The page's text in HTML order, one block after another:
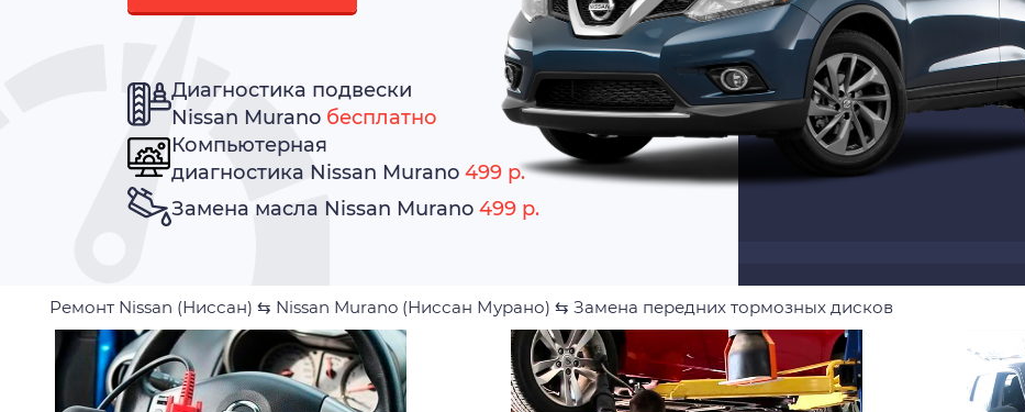
Диагностика подвески
Nissan Murano бесплатно
Компьютерная
диагностика Nissan Murano 499 р.
Замена масла Nissan Murano 499 р.
Ремонт Nissan (Ниссан) ⇆ Nissan Murano (Ниссан Мурано) ⇆ Замена передних тормозных дисков